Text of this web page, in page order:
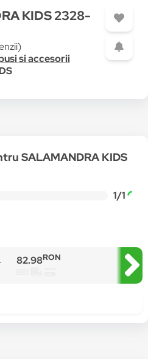
KIDS 2328-
si accesorii
SALAMANDRA KIDS
1/1
82.98RON